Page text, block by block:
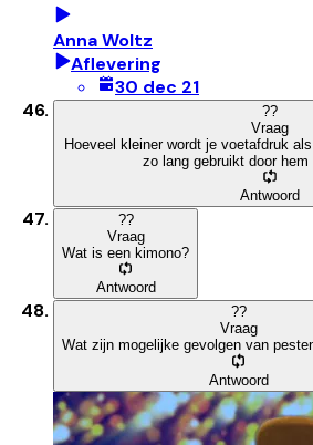
Anna Woltz
Aflevering
30 dec 21
??
Vraag
Hoeveel kleiner wordt je voetafdruk
zo lang gebruikt door hem
Antwoord
??
Vraag
Wat is een kimono?
Antwoord
??
Vraag
Wat zijn mogelijke gevolgen van
Antwoord